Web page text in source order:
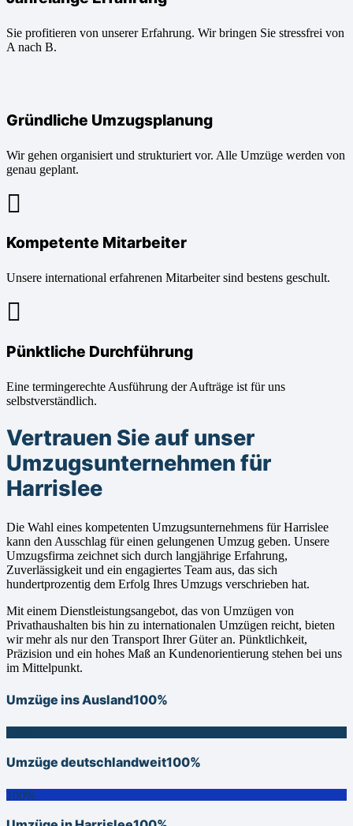
Sie profitieren von unserer Erfahrung. Wir bringen Sie stressfrei von
A nach B.
Gründliche Umzugsplanung
Wir gehen organisiert und strukturiert vor. Alle Umzüge werden von
genau geplant.
Kompetente Mitarbeiter
Unsere international erfahrenen Mitarbeiter sind bestens geschult.
Pünktliche Durchführung
Eine termingerechte Ausführung der Aufträge ist für uns
selbstverständlich.
Vertrauen Sie auf unser
Umzugsunternehmen für
Harrislee
Die Wahl eines kompetenten Umzugsunternehmens für Harrislee
kann den Ausschlag für einen gelungenen Umzug geben. Unsere
Umzugsfirma zeichnet sich durch langjährige Erfahrung,
Zuverlässigkeit und ein engagiertes Team aus, das sich
hundertprozentig dem Erfolg Ihres Umzugs verschrieben hat.
Mit einem Dienstleistungsangebot, das von Umzügen von
Privathaushalten bis hin zu internationalen Umzügen reicht, bieten
wir mehr als nur den Transport Ihrer Güter an. Pünktlichkeit,
Präzision und ein hohes Maß an Kundenorientierung stehen bei uns
im Mittelpunkt.
Umzüge ins Ausland100%
Umzüge deutschlandweit100%
100%